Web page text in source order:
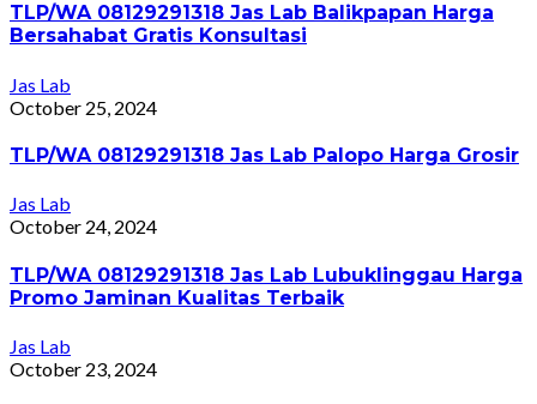
TLP/WA 08129291318 Jas Lab Balikpapan Harga
Bersahabat Gratis Konsultasi
Jas Lab
October 25, 2024
TLP/WA 08129291318 Jas Lab Palopo Harga Grosir
Jas Lab
October 24, 2024
TLP/WA 08129291318 Jas Lab Lubuklinggau Harga
Promo Jaminan Kualitas Terbaik
Jas Lab
October 23, 2024